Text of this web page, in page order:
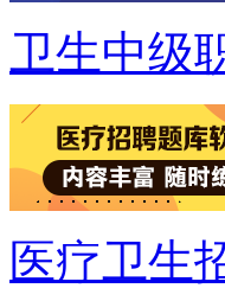
卫生中级
医疗卫生